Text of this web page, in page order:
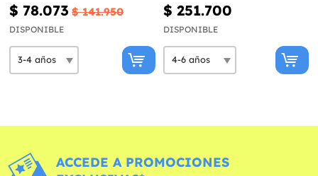
$ 78.073 $ 141.950
DISPONIBLE
$ 251.700
DISPONIBLE
ACCEDE A PROMOCIONES